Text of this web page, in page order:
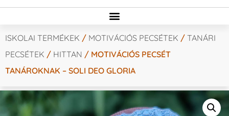
ISKOLAI TERMÉKEK / MOTIVÁCIÓS PECSÉTEK / TANÁRI
PECSÉTEK / HITTAN / MOTIVÁCIÓS PECSÉT
TANÁROKNAK – SOLI DEO GLORIA